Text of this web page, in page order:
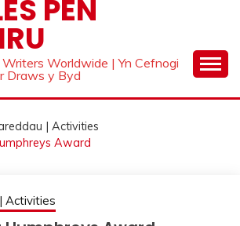
PEN
Worldwide | Yn Cefnogi
Draws y Byd
| Activities
Award
Activities